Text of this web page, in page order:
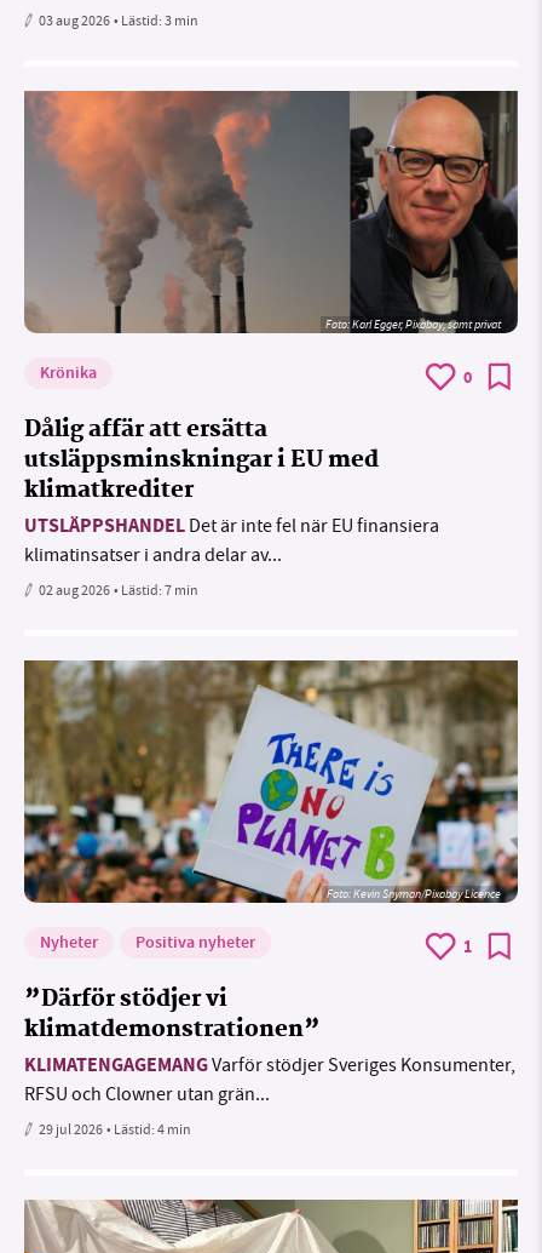
03 aug 2026• Lästid:3 min
Foto:Karl Egger, Pixabay, samt privat
Krönika 0
Dålig affär att ersätta
utsläppsminskningar i EU med
klimatkrediter
UTSLÄPPSHANDEL Det är inte fel när EU finansiera
klimatinsatser i andra delar av...
02 aug 2026• Lästid:7 min
Foto:Kevin Snyman/Pixabay Licence
Nyheter Positiva nyheter 1
”Därför stödjer vi
klimatdemonstrationen”
KLIMATENGAGEMANGVarför stödjer Sveriges Konsumenter,
RFSU och Clowner utan grän...
29 jul 2026• Lästid:4 min